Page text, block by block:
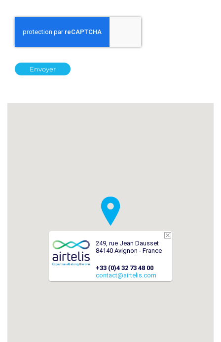
Envoyer
249, rue Jean Dausset
84140 Avignon - France
+33 (0)4 32 73 48 00
contact@airtelis.com